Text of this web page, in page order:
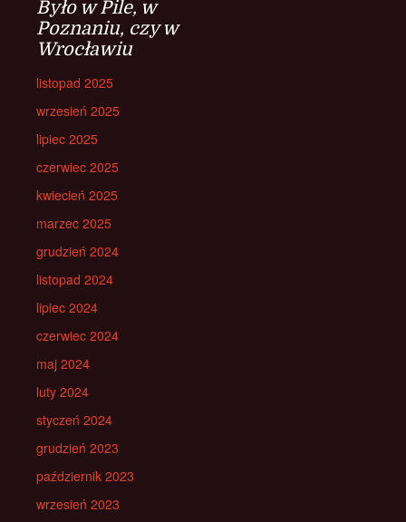
Było w Pile, w
Poznaniu, czy w
Wrocławiu
listopad 2025
wrzesień 2025
lipiec 2025
czerwiec 2025
kwiecień 2025
marzec 2025
grudzień 2024
listopad 2024
lipiec 2024
czerwiec 2024
maj 2024
luty 2024
styczeń 2024
grudzień 2023
październik 2023
wrzesień 2023